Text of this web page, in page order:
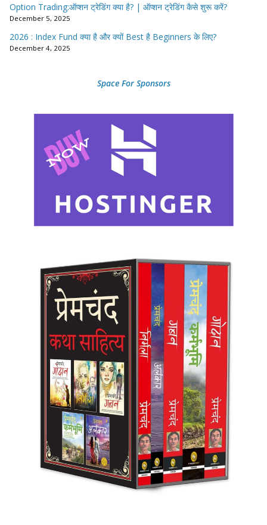
Option Trading:ऑप्शन ट्रेडिंग क्या है? | ऑप्शन ट्रेडिंग कैसे शुरू करें?
December 5, 2025
2026 : Index Fund क्या है और क्यों Best है Beginners के लिए?
December 4, 2025
Space For Sponsors